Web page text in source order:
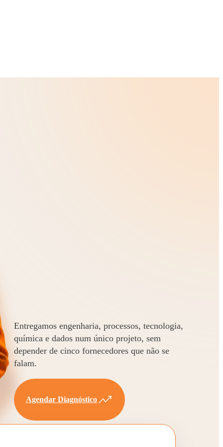
Entregamos engenharia, processos, tecnologia,
química e dados num único projeto, sem
depender de cinco fornecedores que não se
falam.
Agendar Diagnóstico